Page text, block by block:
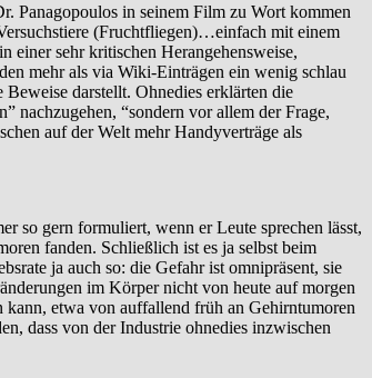
Panagopoulos in seinem Film zu Wort kommen
(Fruchtfliegen)…einfach mit einem
einer sehr kritischen Herangehensweise,
mehr als via Wiki-Einträgen ein wenig schlau
darstellt. Ohnedies erklärten die
nachzugehen, “sondern vor allem der Frage,
auf der Welt mehr Handyverträge als
so gern formuliert, wenn er Leute sprechen lässt,
fanden. Schließlich ist es ja selbst beim
ja auch so: die Gefahr ist omnipräsent, sie
im Körper nicht von heute auf morgen
kann, etwa von auffallend früh an Gehirntumoren
dass von der Industrie ohnedies inzwischen